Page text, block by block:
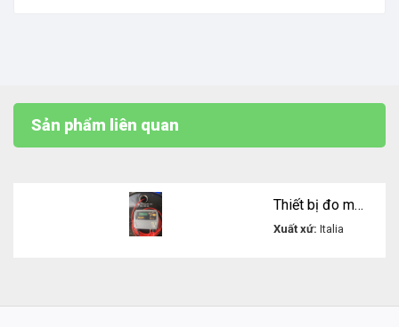
Sản phẩm liên quan
Thiết bị đo mức bồn dầu Piusi Ocio Level
Xuất xứ:Italia